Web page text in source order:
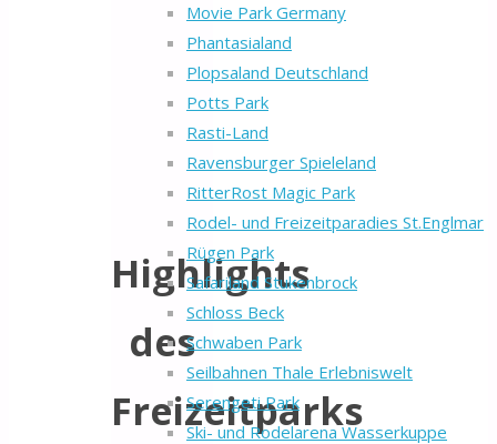
Movie Park Germany
Phantasialand
Plopsaland Deutschland
Potts Park
Rasti-Land
Ravensburger Spieleland
RitterRost Magic Park
Rodel- und Freizeitparadies St.Englmar
Rügen Park
Safariland Stukenbrock
Schloss Beck
Schwaben Park
Seilbahnen Thale Erlebniswelt
Serengeti Park
Ski- und Rodelarena Wasserkuppe
Highlights
des
Freizeitparks